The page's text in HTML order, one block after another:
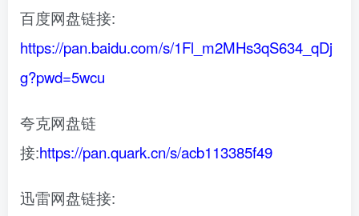
百度网盘链接:
https://pan.baidu.com/s/1Fl_m2MHs3qS634_qDj
g?pwd=5wcu
夸克网盘链
接:https://pan.quark.cn/s/acb113385f49
迅雷网盘链接: